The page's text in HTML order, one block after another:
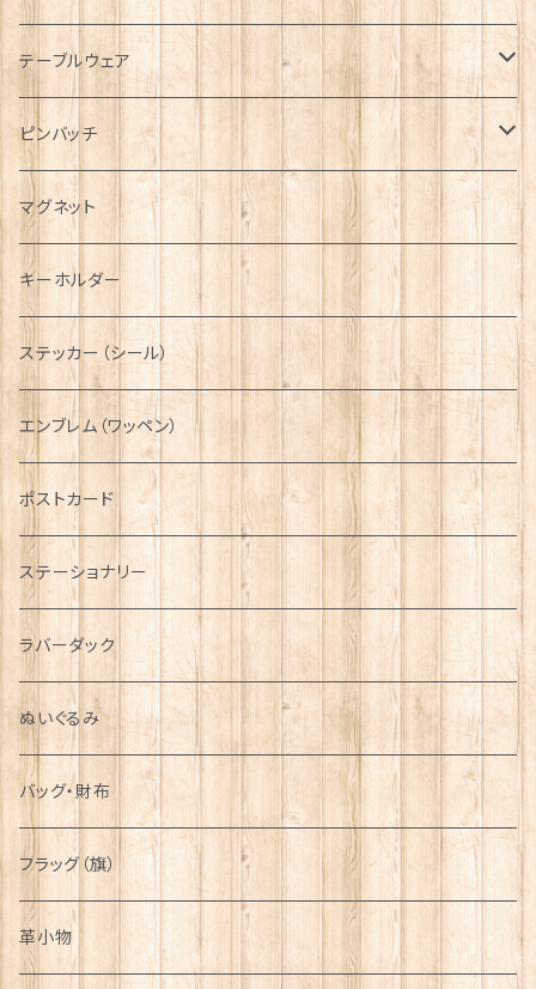
キャップ
ハンチング帽
キャスケット
ディアストーカー
ニット帽
Tシャツ
マフラー
タータン【Bronte by Moon】
タータン【Glencroft】
ボタンラップマフラー【Aran Traditions】
サッシュ
スカーフ
ファッションマスク
ブローチ
ペンダント
チャーム
その他のアクセサリー
インテリア置物
ラブスプーン
ラブスプーン【SION LLEWELLYN】
ラブスプーン【PAUL CURTIS】
ファブリック
テーブルウェア
ティータオル
ペーパーナプキン
ティーコジー
その他テーブルウェア
ピンバッチ
ジェネラルデザイン
乗り物
動物＆植物
国旗＆紋章
音楽＆楽器
運動＆人物
ミリタリー
NAVY
AIRFORCE
ARMY
ピューター
マグネット
キーホルダー
ステッカー（シール）
エンブレム（ワッペン）
ポストカード
ステーショナリー
ラバーダック
ぬいぐるみ
バッグ・財布
フラッグ（旗）
革小物